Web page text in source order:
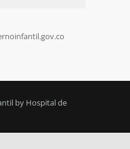
by Hospital de